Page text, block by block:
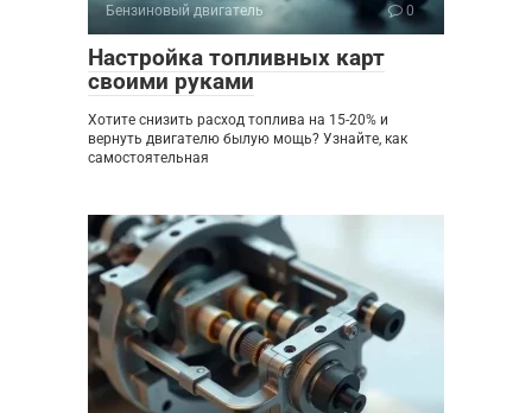
Бензиновый двигатель 0
Настройка топливных карт
своими руками
Хотите снизить расход топлива на 15-20% и
вернуть двигателю былую мощь? Узнайте, как
самостоятельная